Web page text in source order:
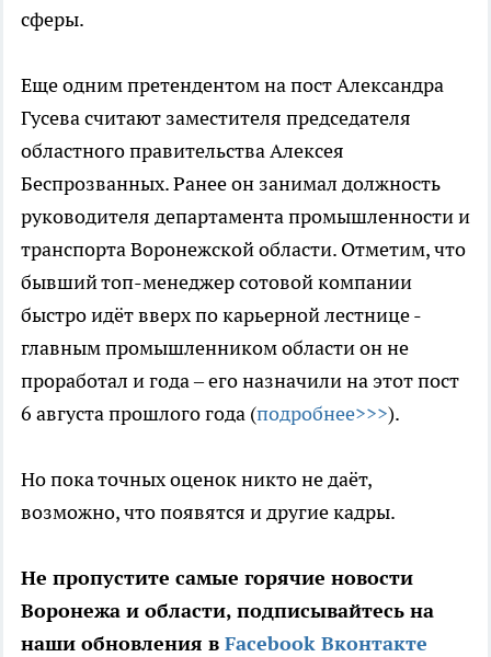
сферы.
Еще одним претендентом на пост Александра
Гусева считают заместителя председателя
областного правительства Алексея
Беспрозванных. Ранее он занимал должность
руководителя департамента промышленности и
транспорта Воронежской области. Отметим, что
бывший топ-менеджер сотовой компании
быстро идёт вверх по карьерной лестнице -
главным промышленником области он не
проработал и года – его назначили на этот пост
6 августа прошлого года (подробнее>>>).
Но пока точных оценок никто не даёт,
возможно, что появятся и другие кадры.
Не пропустите самые горячие новости
Воронежа и области, подписывайтесь на
наши обновления в Facebook Вконтакте